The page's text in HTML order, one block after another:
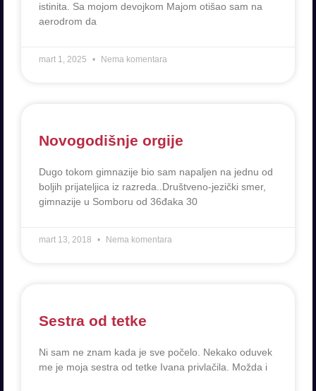
istinita. Sa mojom devojkom Majom otišao sam na
aerodrom da
mart 1, 2025 Nema komentara
Novogodišnje orgije
Dugo tokom gimnazije bio sam napaljen na jednu od
boljih prijateljica iz razreda..Društveno-jezički smer,
gimnazije u Somboru od 36đaka 30
mart 13, 2018 Nema komentara
Sestra od tetke
Ni sam ne znam kada je sve počelo. Nekako oduvek
me je moja sestra od tetke Ivana privlačila. Možda i